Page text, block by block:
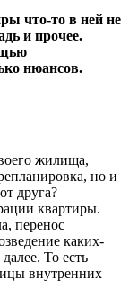
что-то в ней не
и прочее.
нюансов.
жилища,
но и
друга?
квартиры.
перенос
каких-
То есть
внутренних